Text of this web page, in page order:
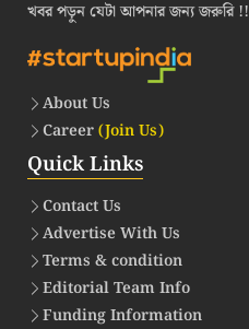
খবর পড়ুন যেটা আপনার জন্য জরুরি !!
About Us
Career(Join Us)
Quick Links
Contact Us
Advertise With Us
Terms & condition
Editorial Team Info
Funding Information